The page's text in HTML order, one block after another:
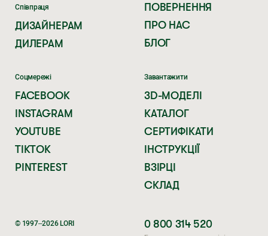
© 1997–2026 LORI
Співпраця
ДИЗАЙНЕРАМ
ДИЛЕРАМ
ПОВЕРНЕННЯ
ПРО НАС
БЛОГ
Соцмережі
FACEBOOK
INSTAGRAM
YOUTUBE
TIKTOK
PINTEREST
Завантажити
3D-МОДЕЛІ
КАТАЛОГ
СЕРТИФІКАТИ
ІНСТРУКЦІЇ
ВЗІРЦІ
СКЛАД
0 800 314 520